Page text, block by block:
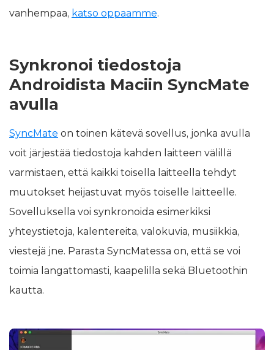
vanhempaa, katso oppaamme.
Synkronoi tiedostoja
Androidista Maciin SyncMate
avulla
SyncMate on toinen kätevä sovellus, jonka avulla
voit järjestää tiedostoja kahden laitteen välillä
varmistaen, että kaikki toisella laitteella tehdyt
muutokset heijastuvat myös toiselle laitteelle.
Sovelluksella voi synkronoida esimerkiksi
yhteystietoja, kalentereita, valokuvia, musiikkia,
viestejä jne. Parasta SyncMatessa on, että se voi
toimia langattomasti, kaapelilla sekä Bluetoothin
kautta.